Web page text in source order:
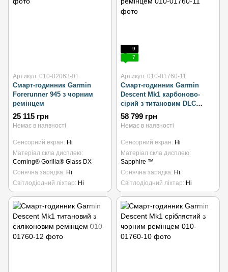
Артикул: 010-02063-01
Смарт-годинник Garmin
Forerunner 945 з чорним
ремінцем
25 115 грн
Немає в наявності
Сенсорний екран
Ні
Матеріал скла дисплею
Corning® Gorilla® Glass DX
Сонячна зарядка Ні
Світлодіодний ліхтар
Ні
9
7
Артикул: 010-01760-11
Смарт-годинник Garmin
Descent Mk1 карбоново-
сірий з титановим DLC
ремінцем
58 799 грн
Немає в наявності
Сенсорний екран
Ні
Матеріал скла дисплею
Sapphire ™
Сонячна зарядка Ні
Світлодіодний ліхтар
Ні